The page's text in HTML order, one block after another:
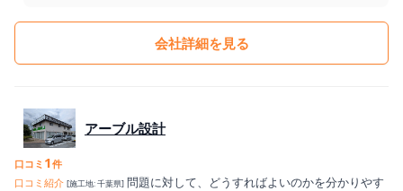
会社詳細を見る
アーブル設計
口コミ 1件
口コミ紹介 [施工地: 千葉県] 問題に対して、どうすればよいのかを分かりやす